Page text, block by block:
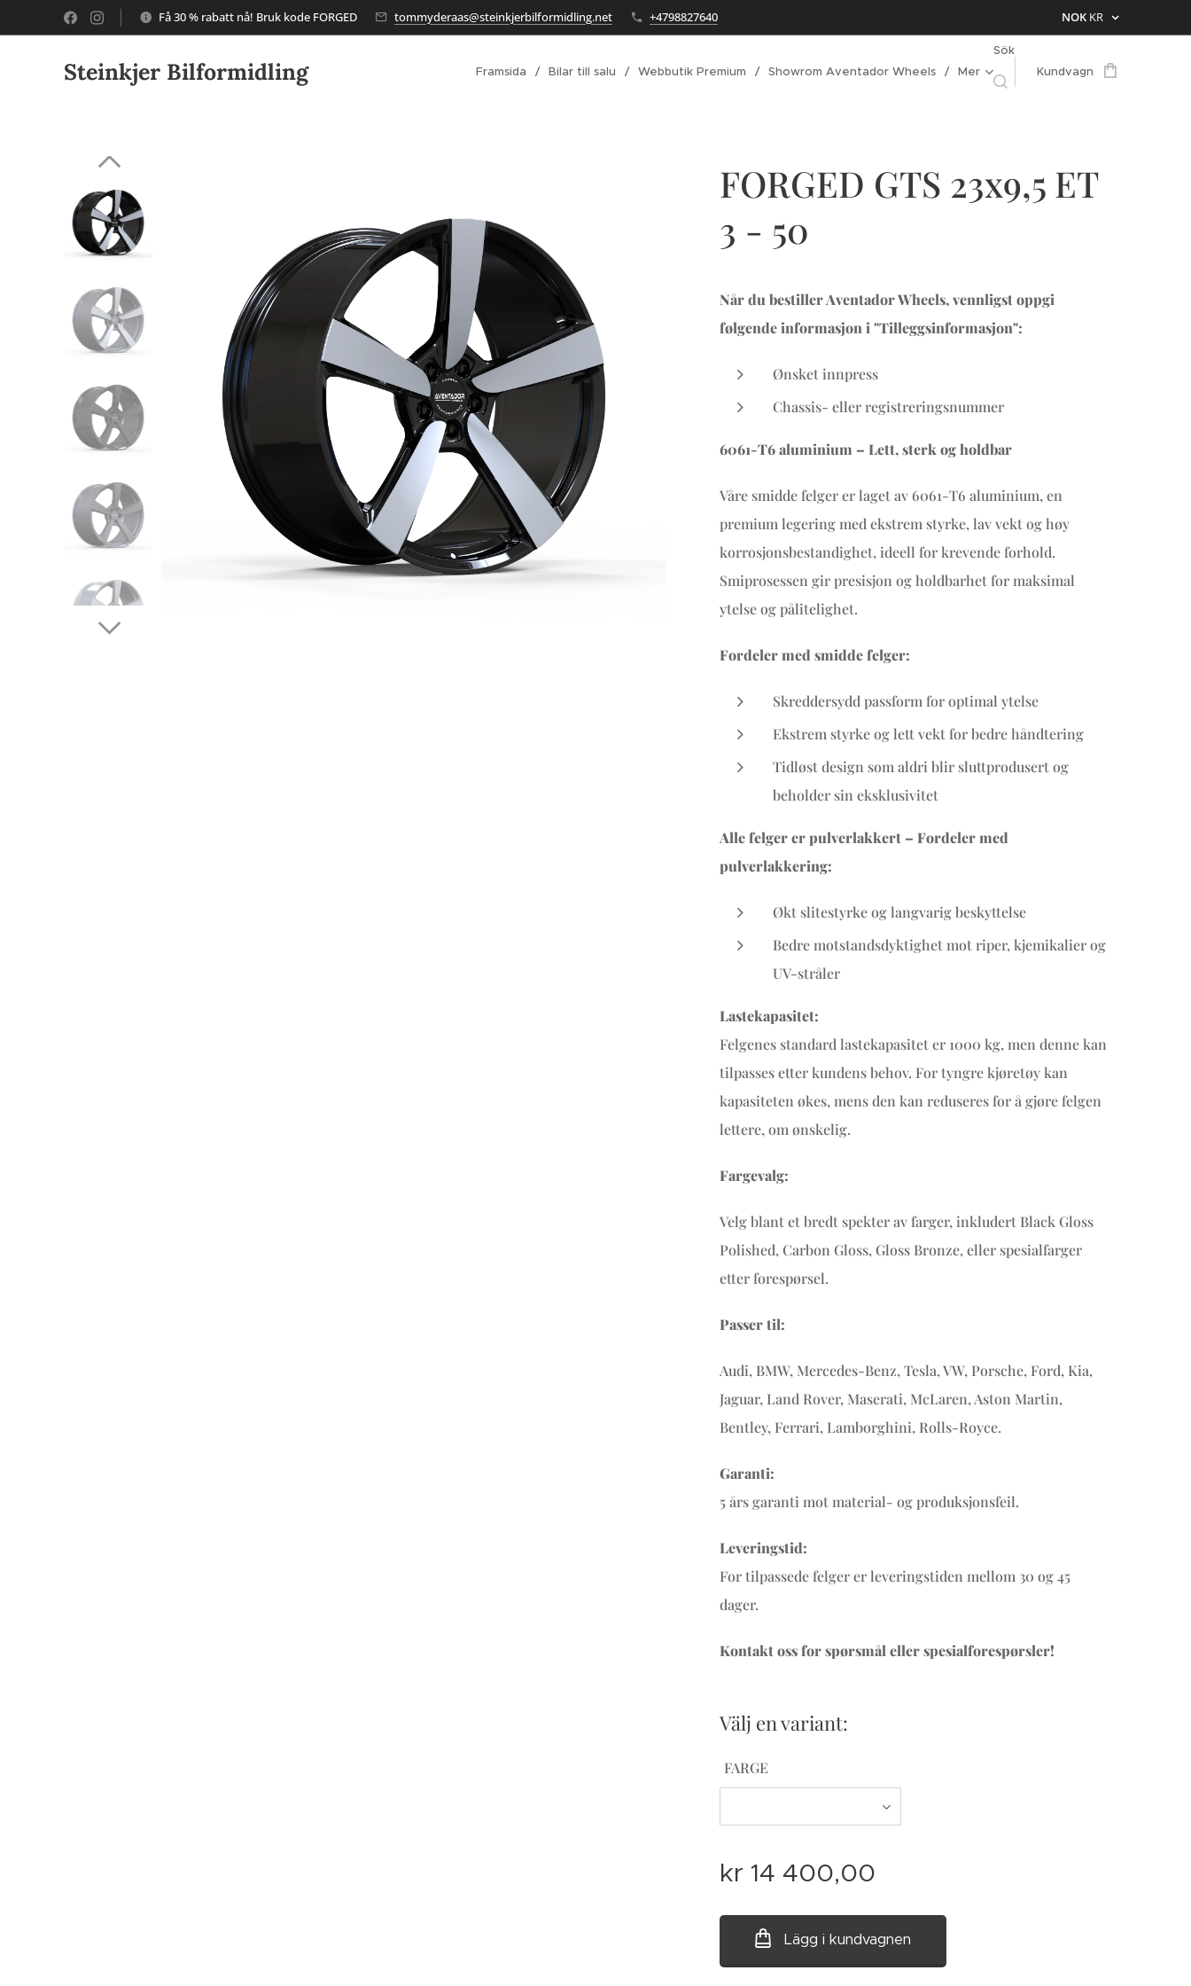
Få 30 % rabatt nå! Bruk kode FORGED tommyderaas@steinkjerbilformidling.net +4798827640 NOK KR
Steinkjer Bilformidling Framsida Bilar till salu Webbutik Premium Showrom Aventador Wheels Mer
Sök
Kundvagn
FORGED GTS 23x9,5 ET
3 - 50
Når du bestiller Aventador Wheels, vennligst oppgi
følgende informasjon i "Tilleggsinformasjon":
Ønsket innpress
Chassis- eller registreringsnummer
6061-T6 aluminium – Lett, sterk og holdbar
Våre smidde felger er laget av 6061-T6 aluminium, en
premium legering med ekstrem styrke, lav vekt og høy
korrosjonsbestandighet, ideell for krevende forhold.
Smiprosessen gir presisjon og holdbarhet for maksimal
ytelse og pålitelighet.
Fordeler med smidde felger:
Skreddersydd passform for optimal ytelse
Ekstrem styrke og lett vekt for bedre håndtering
Tidløst design som aldri blir sluttprodusert og
beholder sin eksklusivitet
Alle felger er pulverlakkert – Fordeler med
pulverlakkering:
Økt slitestyrke og langvarig beskyttelse
Bedre motstandsdyktighet mot riper, kjemikalier og
UV-stråler
Lastekapasitet:
Felgenes standard lastekapasitet er 1000 kg, men denne kan
tilpasses etter kundens behov. For tyngre kjøretøy kan
kapasiteten økes, mens den kan reduseres for å gjøre felgen
lettere, om ønskelig.
Fargevalg:
Velg blant et bredt spekter av farger, inkludert Black Gloss
Polished, Carbon Gloss, Gloss Bronze, eller spesialfarger
etter forespørsel.
Passer til:
Audi, BMW, Mercedes-Benz, Tesla, VW, Porsche, Ford, Kia,
Jaguar, Land Rover, Maserati, McLaren, Aston Martin,
Bentley, Ferrari, Lamborghini, Rolls-Royce.
Garanti:
5 års garanti mot material- og produksjonsfeil.
Leveringstid:
For tilpassede felger er leveringstiden mellom 30 og 45
dager.
Kontakt oss for spørsmål eller spesialforespørsler!
Välj en variant:
FARGE
kr 14 400,00
Lägg i kundvagnen